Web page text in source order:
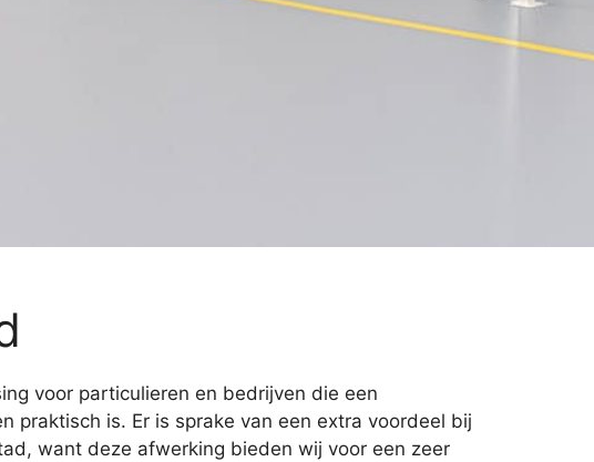
voor particulieren en bedrijven die een
praktisch is. Er is sprake van een extra voordeel bij
want deze afwerking bieden wij voor een zeer